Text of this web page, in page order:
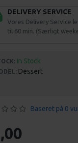
DELIVERY SERVICE
Vores Delivery Service
til 60 min. (Særligt
In Stock
Dessert
Baseret på 0